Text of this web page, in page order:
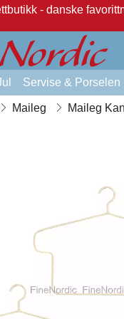
- danske
Servise & Porselen
Maileg Maileg